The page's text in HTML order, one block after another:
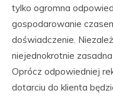
tylko ogromna
gospodarowanie
doświadczenie.
niejednokrotnie
Oprócz odpowiedniej
dotarciu do klienta